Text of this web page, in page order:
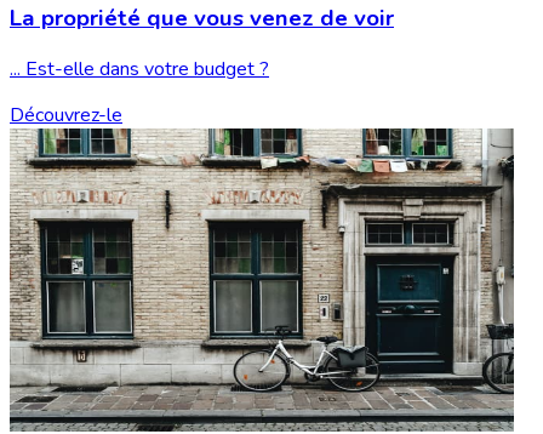
La propriété que vousvenez de voir
... Est-elle dans votre budget ?
Découvrez-le